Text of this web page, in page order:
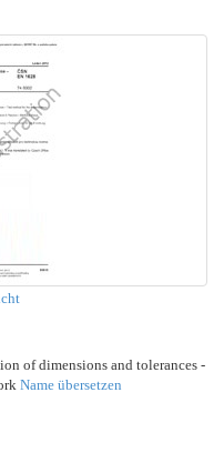
of dimensions and tolerances -
Name übersetzen